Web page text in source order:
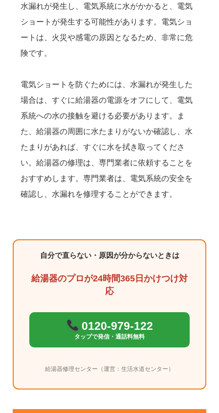
水漏れが発生し、電気系統に水がかかると、電気
ショートが発生する可能性があります。電気ショ
ートは、火災や感電の原因となるため、非常に危
険です。
電気ショートを防ぐためには、水漏れが発生した
場合は、すぐに給湯器の電源をオフにして、電気
系統への水の接触を避ける必要があります。ま
た、給湯器の周囲に水たまりがないか確認し、水
たまりがあれば、すぐに水を拭き取ってくださ
い。給湯器の修理は、専門業者に依頼することを
おすすめします。専門業者は、電気系統の安全を
確認し、水漏れを修理することができます。
自分で直らない・原因が分からないときは
給湯器のプロが24時間365日かけつけ対
応
0120-979-122
タップで発信・通話料無料
給湯器修理センター（運営：生活水道センター）